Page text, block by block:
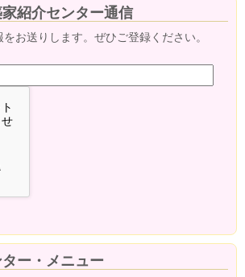
紹介センター通信
お送りします。ぜひご登録ください。
ー・メニュー